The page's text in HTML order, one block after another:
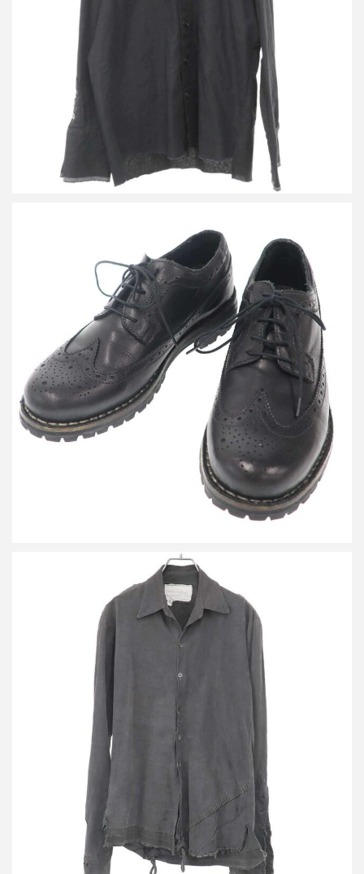
ジェフリービースモール ウィングチップシューズ
買取金額15,600円
詳しく見る
グレッグ ローレン ARMY TENT STUDIO SHIRT アーミーテント
スタジオシャツ
買取金額18,800円